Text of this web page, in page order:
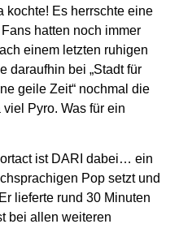
Es herrschte eine
hatten noch immer
einem letzten ruhigen
daraufhin bei „Stadt für
geile Zeit“ nochmal die
Pyro. Was für ein
ist DARI dabei… ein
Pop setzt und
lieferte rund 30 Minuten
bei allen weiteren